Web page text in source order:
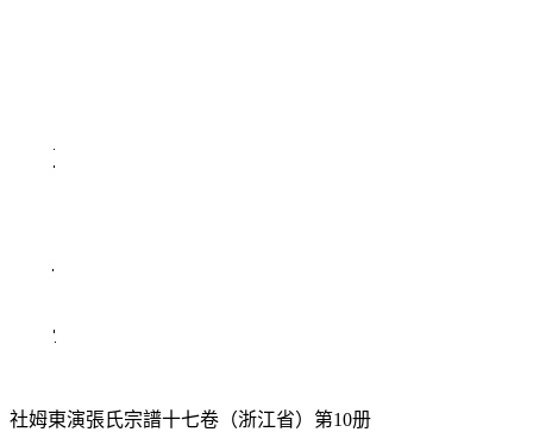
社姆東演張氏宗譜十七卷（浙江省）第10册